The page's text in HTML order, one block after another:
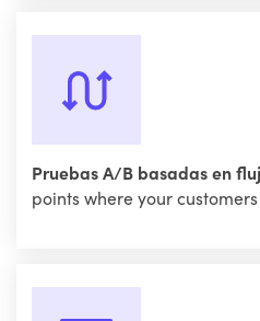
Pruebas A/B basadas en
points where your